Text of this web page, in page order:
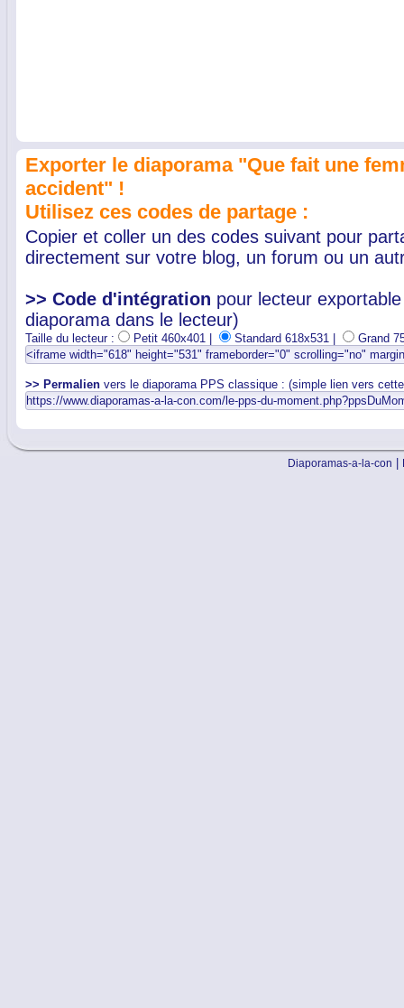
Exporter le diaporama "Que fait une
accident" !
Utilisez ces codes de partage :
Copier et coller un des codes suivant pour
directement sur votre blog, un forum ou un
>> Code d'intégration pour lecteur
diaporama dans le lecteur)
Taille du lecteur : Petit 460x401 | Standard 618x531 | Grand
>> Permalien vers le diaporama PPS classique : (simple lien vers
Diaporamas-a-la-con